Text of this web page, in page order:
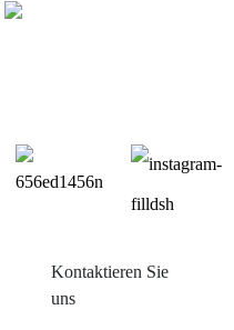
Kontaktieren Sie
uns